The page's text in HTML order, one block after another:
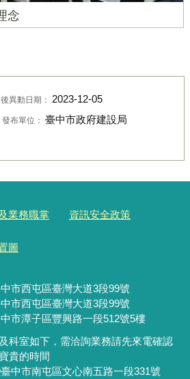
念
異動日期： 2023-12-05
發布單位： 臺中市政府建設局
業務職掌 資訊安全政策
圖
市西屯區臺灣大道3段99號
市西屯區臺灣大道3段99號
市潭子區豐興路一段512號5樓
科室如下，需洽詢業務請先來電確認
貴的時間
中市南屯區文心南五路一段331號